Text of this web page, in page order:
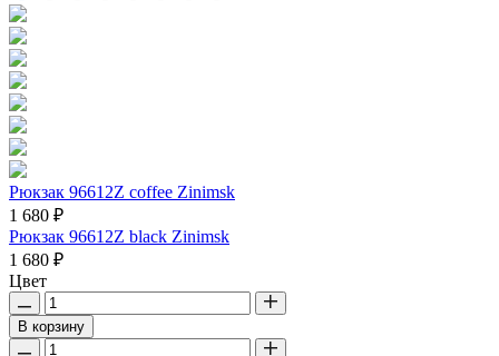
Рюкзак 96612Z coffee Zinimsk
1 680 ₽
Рюкзак 96612Z black Zinimsk
1 680 ₽
Цвет
В корзину